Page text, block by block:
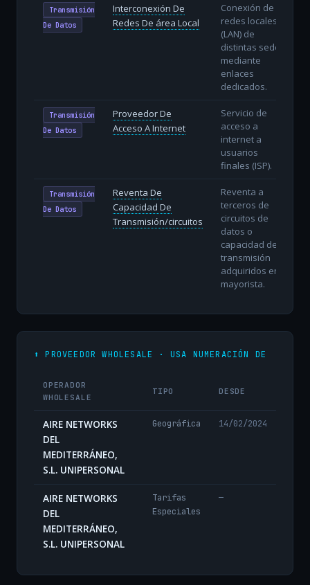
Transmisión
De Datos
Interconexión De
Redes De área Local
Conexión de
redes locales
(LAN) de
distintas sedes
mediante
enlaces
dedicados.
Transmisión
De Datos
Proveedor De
Acceso A Internet
Servicio de
acceso a
internet a
usuarios
finales (ISP).
Transmisión
De Datos
Reventa De
Capacidad De
Transmisión/circuitos
Reventa a
terceros de
circuitos de
datos o
capacidad de
transmisión
adquiridos en
mayorista.
⬆️ PROVEEDOR WHOLESALE · USA NUMERACIÓN DE
OPERADOR
WHOLESALE
TIPO DESDE
AIRE NETWORKS
DEL
MEDITERRÁNEO,
S.L. UNIPERSONAL
Geográfica 14/02/2024
AIRE NETWORKS
DEL
MEDITERRÁNEO,
S.L. UNIPERSONAL
Tarifas
Especiales
—